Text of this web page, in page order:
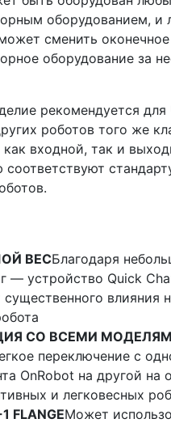
оборудованием, и
сменить оконечное
оборудование за
рекомендуется для
роботов того же
как входной, так и
соответствуют
ВЕСБлагодаря
— устройство Quick
существенного влияния
СО ВСЕМИ
переключение с
OnRobot на другой на
и легковесных
FLANGEМожет